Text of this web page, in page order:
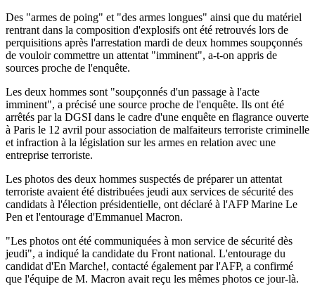
Des "armes de poing" et "des armes longues" ainsi que du matériel
rentrant dans la composition d'explosifs ont été retrouvés lors de
perquisitions après l'arrestation mardi de deux hommes soupçonnés
de vouloir commettre un attentat "imminent", a-t-on appris de
sources proche de l'enquête.
Les deux hommes sont "soupçonnés d'un passage à l'acte
imminent", a précisé une source proche de l'enquête. Ils ont été
arrêtés par la DGSI dans le cadre d'une enquête en flagrance ouverte
à Paris le 12 avril pour association de malfaiteurs terroriste criminelle
et infraction à la législation sur les armes en relation avec une
entreprise terroriste.
Les photos des deux hommes suspectés de préparer un attentat
terroriste avaient été distribuées jeudi aux services de sécurité des
candidats à l'élection présidentielle, ont déclaré à l'AFP Marine Le
Pen et l'entourage d'Emmanuel Macron.
"Les photos ont été communiquées à mon service de sécurité dès
jeudi", a indiqué la candidate du Front national. L'entourage du
candidat d'En Marche!, contacté également par l'AFP, a confirmé
que l'équipe de M. Macron avait reçu les mêmes photos ce jour-là.